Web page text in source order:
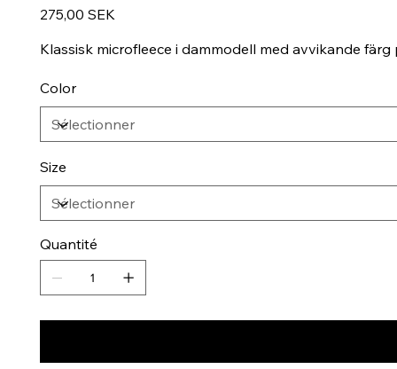
Prix
275,00 SEK
Klassisk microfleece i dammodell med avvikande
Color
Size
Quantité